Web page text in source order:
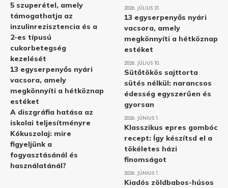
5 szuperétel, amely
támogathatja az
inzulinrezisztencia és a
2-es típusú
cukorbetegség
kezelését
13 egyserpenyős nyári
vacsora, amely
megkönnyíti a hétköznap
estéket
A diszgráfia hatása az
iskolai teljesítményre
Kókuszolaj: mire
figyeljünk a
fogyasztásánál és
használatánál?
2026. JÚLIUS 31.
13 egyserpenyős nyári
vacsora, amely
megkönnyíti a hétköznap
estéket
2026. JÚLIUS 10.
Sütőtökös sajttorta
sütés nélkül: narancsos
édesség egyszerűen és
gyorsan
2026. JÚNIUS 1.
Klasszikus epres gombóc
recept: Így készítsd el a
tökéletes házi
finomságot
2026. JÚNIUS 1.
Kiadós zöldbabos-húsos